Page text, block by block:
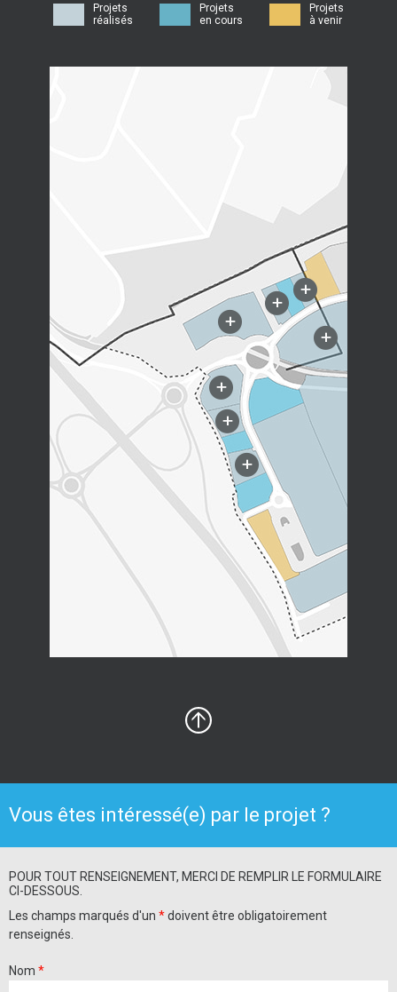
Projets
réalisés
Projets
en cours
Projets
à venir
Vous êtes intéressé(e) par le projet ?
POUR TOUT RENSEIGNEMENT, MERCI DE REMPLIR LE FORMULAIRE
CI-DESSOUS.
Les champs marqués d'un *doivent être obligatoirement
renseignés.
Nom *